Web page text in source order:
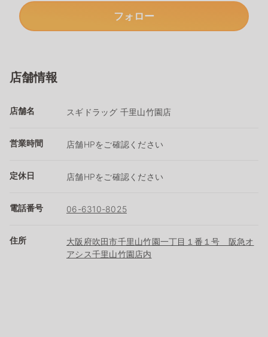
フォロー
店舗情報
店舗名 スギドラッグ 千里山竹園店
営業時間 店舗HPをご確認ください
定休日 店舗HPをご確認ください
電話番号 06-6310-8025
住所
大阪府吹田市千里山竹園一丁目１番１号 阪急オ
アシス千里山竹園店内